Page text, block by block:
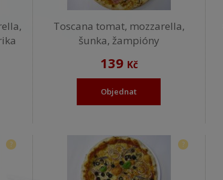
Toscana tomat, mozzarella,
šunka, žampióny
139 Kč
Objednat
? ?